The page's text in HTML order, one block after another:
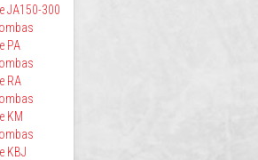
JA150-300
PA
RA
KM
KBJ